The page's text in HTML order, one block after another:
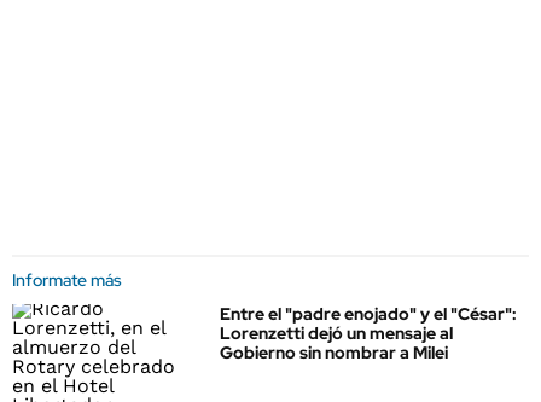
Informate más
Entre el "padre enojado" y el "César":
Lorenzetti dejó un mensaje al
Gobierno sin nombrar a Milei